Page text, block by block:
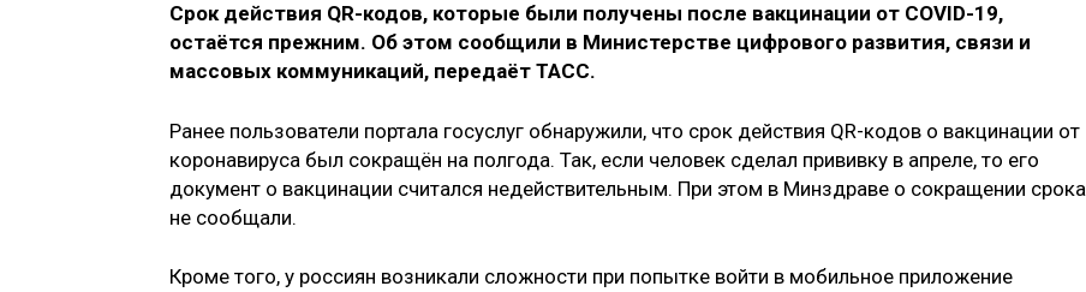
Срок действия QR-кодов, которые были получены после вакцинации от COVID-19,
остаётся прежним. Об этом сообщили в Министерстве цифрового развития, связи и
массовых коммуникаций, передаёт ТАСС.
Ранее пользователи портала госуслуг обнаружили, что срок действия QR-кодов о вакцинации от
коронавируса был сокращён на полгода. Так, если человек сделал прививку в апреле, то его
документ о вакцинации считался недействительным. При этом в Минздраве о сокращении срока
не сообщали.
Кроме того, у россиян возникали сложности при попытке войти в мобильное приложение